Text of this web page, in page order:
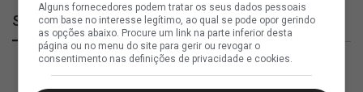
SuperVasco
Alguns fornecedores podem tratar os seus dados pessoais
com base no interesse legítimo, ao qual se pode opor gerindo
as opções abaixo. Procure um link na parte inferior desta
página ou no menu do site para gerir ou revogar o
consentimento nas definições de privacidade e cookies.